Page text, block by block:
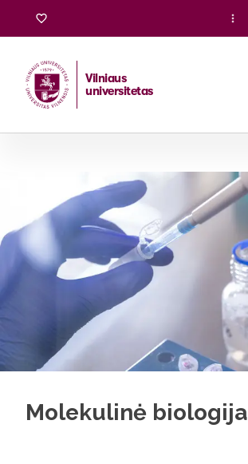
Vilniaus
universitetas
Molekulinė biologija